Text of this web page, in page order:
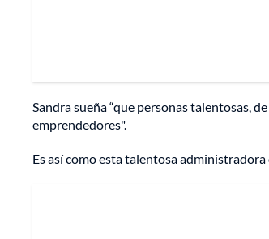
Sandra sueña “que personas talentosas,
emprendedores".
Es así como esta talentosa